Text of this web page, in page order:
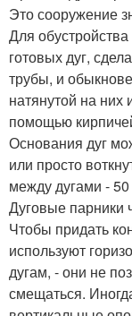
Это сооружение
Для
готовых дуг,
трубы, и
натянутой на них
помощью
Основания дуг
или просто
между дугами -
Дуговые парники
Чтобы придать
используют
дугам, - они не
смещаться.